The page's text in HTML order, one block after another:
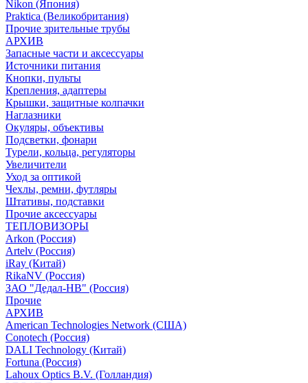
Nikon (Япония)
Praktica (Великобритания)
Прочие зрительные трубы
АРХИВ
Запасные части и аксессуары
Источники питания
Кнопки, пульты
Крепления, адаптеры
Крышки, защитные колпачки
Наглазники
Окуляры, объективы
Подсветки, фонари
Турели, кольца, регуляторы
Увеличители
Уход за оптикой
Чехлы, ремни, футляры
Штативы, подставки
Прочие аксессуары
ТЕПЛОВИЗОРЫ
Arkon (Россия)
Artelv (Россия)
iRay (Китай)
RikaNV (Россия)
ЗАО "Дедал-НВ" (Россия)
Прочие
АРХИВ
American Technologies Network (США)
Conotech (Россия)
DALI Technology (Китай)
Fortuna (Россия)
Lahoux Optics B.V. (Голландия)